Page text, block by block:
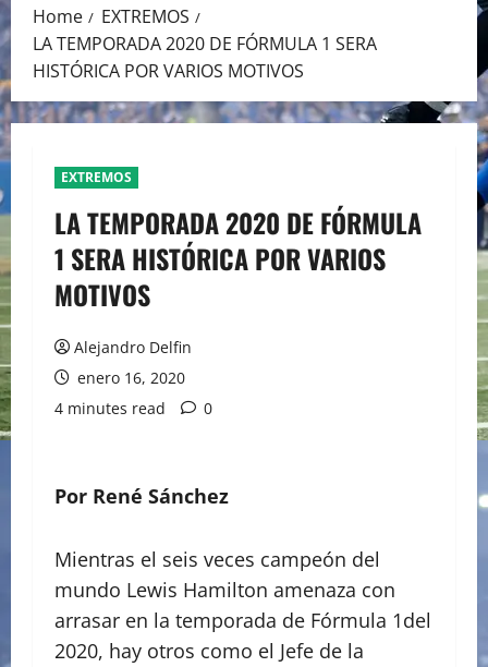
Home
EXTREMOS
LA TEMPORADA 2020 DE FÓRMULA 1 SERA
HISTÓRICA POR VARIOS MOTIVOS
EXTREMOS
LA TEMPORADA 2020 DE FÓRMULA
1 SERA HISTÓRICA POR VARIOS
MOTIVOS
Alejandro Delfin
enero 16, 2020
4 minutes read
0
Por René Sánchez
Mientras el seis veces campeón del
mundo Lewis Hamilton amenaza con
arrasar en la temporada de Fórmula 1del
2020, hay otros como el Jefe de la